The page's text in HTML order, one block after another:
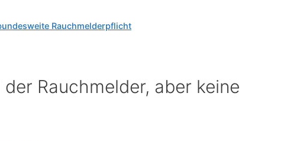
Rauchmelderpflicht
Rauchmelder, aber keine